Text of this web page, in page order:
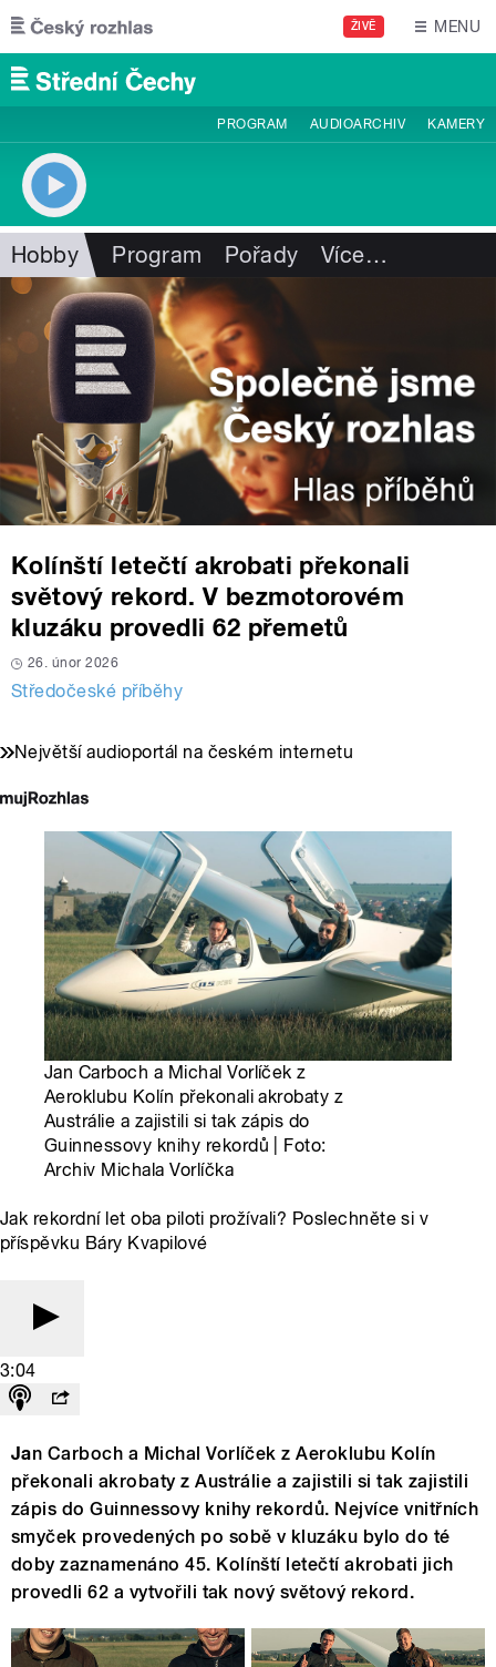
Přejít k hlavnímu obsahu
ŽIVĚ MENU
PROGRAM AUDIOARCHIV KAMERY
Hobby Program Pořady Více…
Kolínští letečtí akrobati překonali
světový rekord. V bezmotorovém
kluzáku provedli 62 přemetů
26. únor 2026
Středočeské příběhy
Největší audioportál na českém internetu
Jan Carboch a Michal Vorlíček z
Aeroklubu Kolín překonali akrobaty z
Austrálie a zajistili si tak zápis do
Guinnessovy knihy rekordů | Foto:
Archiv Michala Vorlíčka
Jak rekordní let oba piloti prožívali? Poslechněte si v
příspěvku Báry Kvapilové
3:04
Jan Carboch a Michal Vorlíček z Aeroklubu Kolín
překonali akrobaty z Austrálie a zajistili si tak zajistili
zápis do Guinnessovy knihy rekordů. Nejvíce vnitřních
smyček provedených po sobě v kluzáku bylo do té
doby zaznamenáno 45. Kolínští letečtí akrobati jich
provedli 62 a vytvořili tak nový světový rekord.